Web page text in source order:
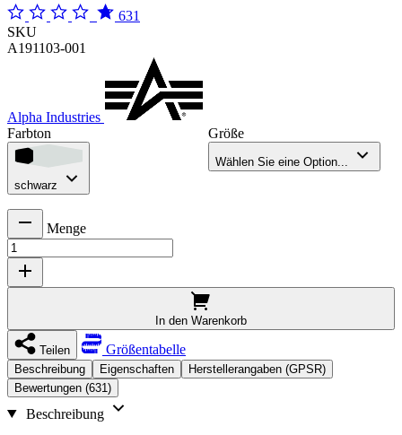
631
SKU
A191103-001
Alpha Industries
Farbton
schwarz
Größe
Wählen Sie eine Option...
Menge
In den Warenkorb
Teilen Größentabelle
Beschreibung Eigenschaften
Herstellerangaben (GPSR)
Bewertungen (631)
Beschreibung